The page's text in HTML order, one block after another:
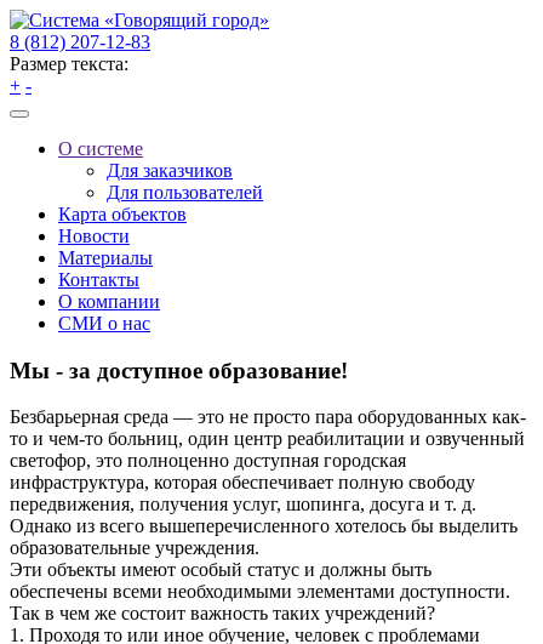
8 (812) 207-12-83
Размер текста:
+ -
О системе
Для заказчиков
Для пользователей
Карта объектов
Новости
Материалы
Контакты
О компании
СМИ о нас
Мы - за доступное образование!
Безбарьерная среда — это не просто пара оборудованных как-
то и чем-то больниц, один центр реабилитации и озвученный
светофор, это полноценно доступная городская
инфраструктура, которая обеспечивает полную свободу
передвижения, получения услуг, шопинга, досуга и т. д.
Однако из всего вышеперечисленного хотелось бы выделить
образовательные учреждения.
Эти объекты имеют особый статус и должны быть
обеспечены всеми необходимыми элементами доступности.
Так в чем же состоит важность таких учреждений?
1. Проходя то или иное обучение, человек с проблемами